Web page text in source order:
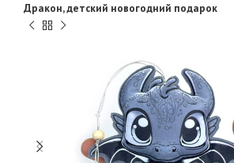
Дракон, детский новогодний подарок